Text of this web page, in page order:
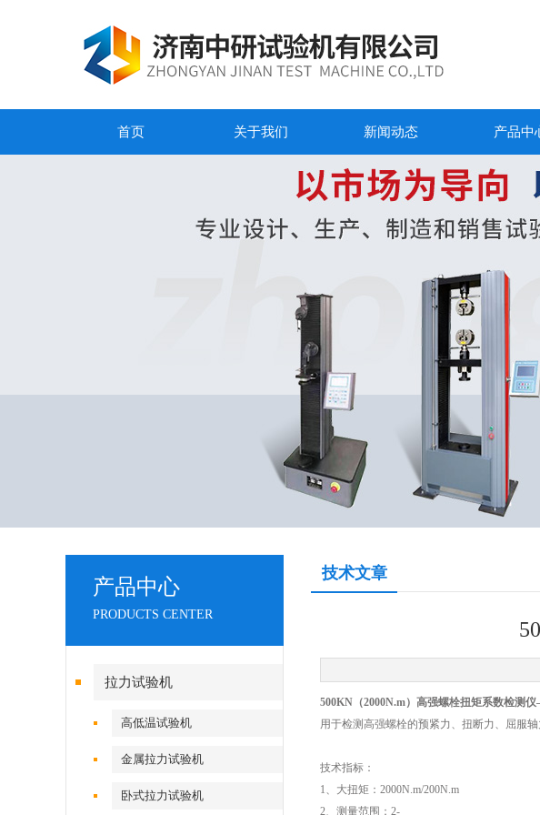
首页 关于我们 新闻动态 产品中
产品中心
PRODUCTS CENTER
拉力试验机
高低温试验机
金属拉力试验机
卧式拉力试验机
技术文章
500KN（2000N.m）高强螺栓扭矩系数检测
用于检测高强螺栓的预紧力、扭断力、屈服
技术指标：
1、大扭矩：2000N.m/200N.m
2、测量范围：2-